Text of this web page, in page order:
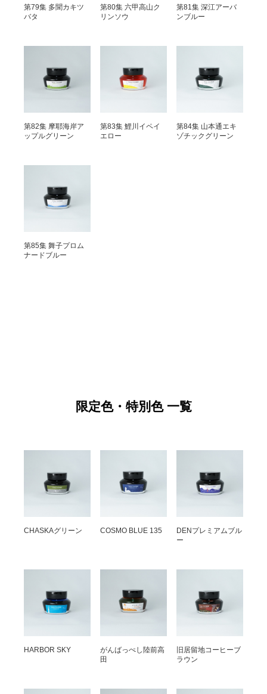
第79集 多聞カキツ
バタ
第80集 六甲高山ク
リンソウ
第81集 深江アーバ
ンブルー
第82集 摩耶海岸ア
ップルグリーン
第83集 鯉川イペイ
エロー
第84集 山本通エキ
ゾチックグリーン
第85集 舞子プロム
ナードブルー
限定色・特別色 一覧
CHASKAグリーン COSMO BLUE 135
DENプレミアムブル
ー
HARBOR SKY
がんばっぺし陸前高
田
旧居留地コーヒーブ
ラウン